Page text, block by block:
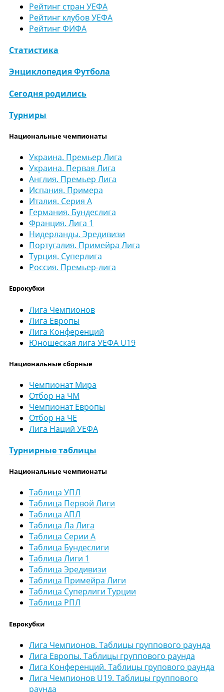
Рейтинг стран УЕФА
Рейтинг клубов УЕФА
Рейтинг ФИФА
Статистика
Энциклопедия Футбола
Сегодня родились
Турниры
Национальные чемпионаты
Украина. Премьер Лига
Украина. Первая Лига
Англия. Премьер Лига
Испания. Примера
Италия. Серия А
Германия. Бундеслига
Франция. Лига 1
Нидерланды. Эредивизи
Португалия. Примейра Лига
Турция. Суперлига
Россия. Премьер-лига
Еврокубки
Лига Чемпионов
Лига Европы
Лига Конференций
Юношеская лига УЕФА U19
Национальные сборные
Чемпионат Мира
Отбор на ЧМ
Чемпионат Европы
Отбор на ЧЕ
Лига Наций УЕФА
Турнирные таблицы
Национальные чемпионаты
Таблица УПЛ
Таблица Первой Лиги
Таблица АПЛ
Таблица Ла Лига
Таблица Серии А
Таблица Бундеслиги
Таблица Лиги 1
Таблица Эредивизи
Таблица Примейра Лиги
Таблица Суперлиги Турции
Таблица РПЛ
Еврокубки
Лига Чемпионов. Таблицы группового раунда
Лига Европы. Таблицы группового раунда
Лига Конференций. Таблицы групового раунда
Лига Чемпионов U19. Таблицы группового
раунда